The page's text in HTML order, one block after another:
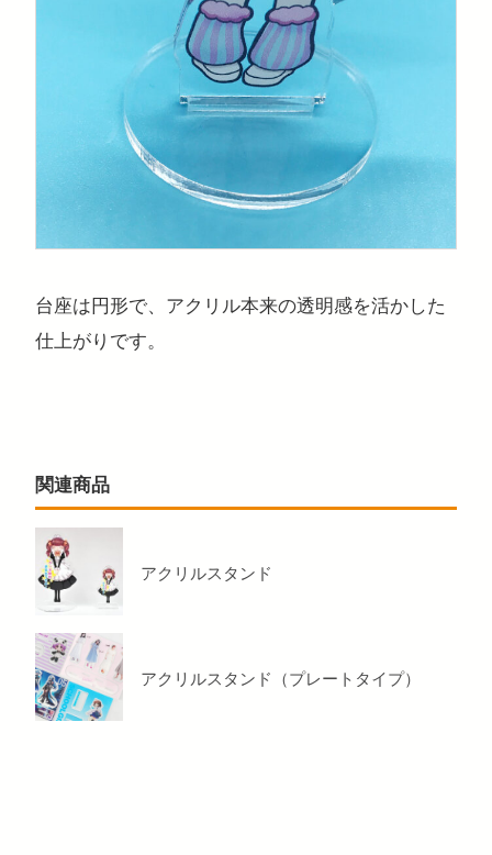
台座は円形で、アクリル本来の透明感を活かした
仕上がりです。
関連商品
アクリルスタンド
アクリルスタンド（プレートタイプ）